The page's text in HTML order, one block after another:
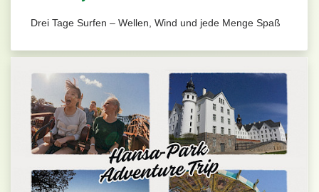
Drei Tage Surfen – Wellen, Wind und jede Menge Spaß